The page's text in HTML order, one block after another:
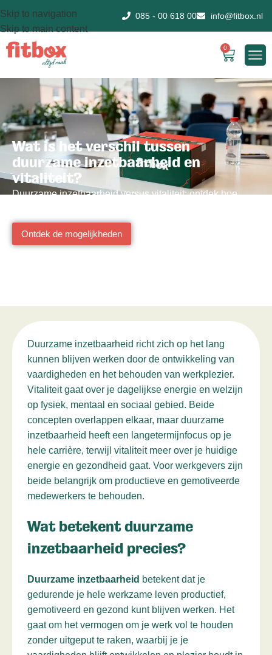
Skip to navigation
Skip to main content
085 - 00 618 00 info@fitbox.nl
0
Wat is het verschil tussen
duurzame inzetbaarheid en
vitaliteit?
Duurzame inzetbaarheid versus vitaliteit: ontdek hoe
Ontdek de mogelijkheden
Duurzame inzetbaarheid richt zich op het lang
kunnen blijven werken door de ontwikkeling van
vaardigheden en het behouden van werkplezier.
Vitaliteit gaat over je dagelijkse energie en welzijn
op fysiek, mentaal en sociaal gebied. Beide
concepten overlappen elkaar, maar duurzame
inzetbaarheid heeft een langetermijnfocus op je
hele carrière, terwijl vitaliteit meer over je huidige
energie en gezondheid gaat. Voor werkgevers zijn
beide belangrijk om productieve en gemotiveerde
medewerkers te behouden.
Wat betekent duurzame
inzetbaarheid precies?
Duurzame inzetbaarheid betekent dat je
gedurende je hele werkzame leven productief,
gemotiveerd en gezond kunt blijven werken. Het
gaat om het vermogen om je werk vol te houden
zonder uitgeput te raken, waarbij je je